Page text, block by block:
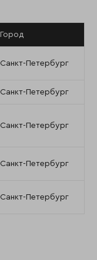
Город
Санкт-Петербург
Санкт-Петербург
Санкт-Петербург
Санкт-Петербург
Санкт-Петербург